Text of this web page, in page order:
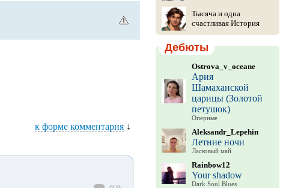
к форме комментария↓
Тысяча и одна
счастливая История
Дебюты
Ostrova_v_oceane
Ария
Шамаханской
царицы (Золотой
петушок)
Оперные
Aleksandr_Lepehin
Летние ночи
Ласковый май
Rainbow12
Your shadow
Dark Soul Blues